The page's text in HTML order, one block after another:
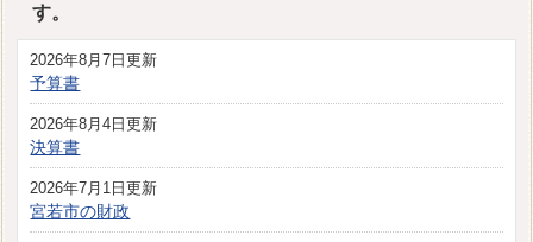
す。
2026年8月7日更新
予算書
2026年8月4日更新
決算書
2026年7月1日更新
宮若市の財政